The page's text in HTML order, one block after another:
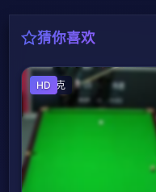
猜你喜欢
斯诺克
HD